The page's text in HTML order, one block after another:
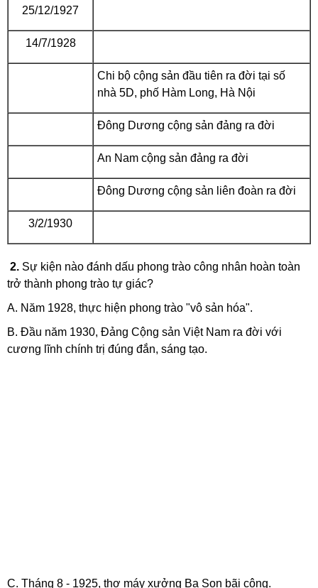
25/12/1927
14/7/1928
Chi bộ cộng sản đầu tiên ra đời tại số
nhà 5D, phố Hàm Long, Hà Nội
Đông Dương cộng sản đảng ra đời
An Nam cộng sản đảng ra đời
Đông Dương cộng sản liên đoàn ra đời
3/2/1930
2. Sự kiện nào đánh dấu phong trào công nhân hoàn toàn
trở thành phong trào tự giác?
A. Năm 1928, thực hiện phong trào "vô sản hóa".
B. Đầu năm 1930, Đảng Cộng sản Việt Nam ra đời với
cương lĩnh chính trị đúng đắn, sáng tạo.
C. Tháng 8 - 1925, thợ máy xưởng Ba Son bãi công.